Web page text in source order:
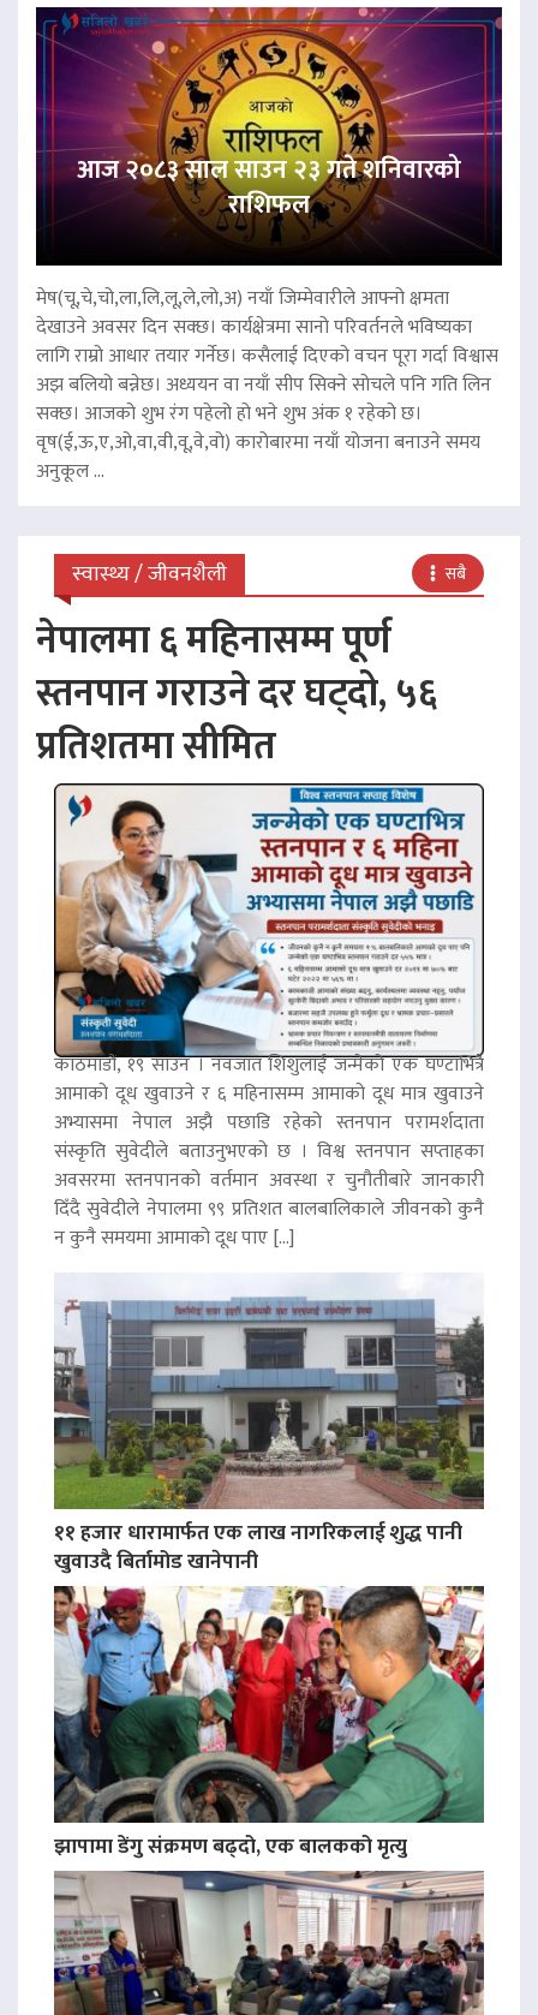
आज २०८३ साल साउन २३ गते शनिवारको
राशिफल
मेष(चू,चे,चो,ला,लि,लू,ले,लो,अ) नयाँ जिम्मेवारीले आफ्नो क्षमता
देखाउने अवसर दिन सक्छ। कार्यक्षेत्रमा सानो परिवर्तनले भविष्यका
लागि राम्रो आधार तयार गर्नेछ। कसैलाई दिएको वचन पूरा गर्दा विश्वास
अझ बलियो बन्नेछ। अध्ययन वा नयाँ सीप सिक्ने सोचले पनि गति लिन
सक्छ। आजको शुभ रंग पहेलो हो भने शुभ अंक १ रहेको छ।
वृष(ई,ऊ,ए,ओ,वा,वी,वू,वे,वो) कारोबारमा नयाँ योजना बनाउने समय
अनुकूल ...
स्वास्थ्य / जीवनशैली सबै
नेपालमा ६ महिनासम्म पूर्ण
स्तनपान गराउने दर घट्दो, ५६
प्रतिशतमा सीमित
काठमाडौं, १९ साउन । नवजात शिशुलाई जन्मेको एक घण्टाभित्रै
आमाको दूध खुवाउने र ६ महिनासम्म आमाको दूध मात्र खुवाउने
अभ्यासमा नेपाल अझै पछाडि रहेको स्तनपान परामर्शदाता
संस्कृति सुवेदीले बताउनुभएको छ । विश्व स्तनपान सप्ताहका
अवसरमा स्तनपानको वर्तमान अवस्था र चुनौतीबारे जानकारी
दिँदै सुवेदीले नेपालमा ९९ प्रतिशत बालबालिकाले जीवनको कुनै
न कुनै समयमा आमाको दूध पाए […]
११ हजार धारामार्फत एक लाख नागरिकलाई शुद्ध पानी
खुवाउदै बिर्तामोड खानेपानी
झापामा डेंगु संक्रमण बढ्दो, एक बालकको मृत्यु